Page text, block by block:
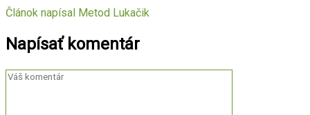
Článok napísal Metod Lukačik
Napísať komentár